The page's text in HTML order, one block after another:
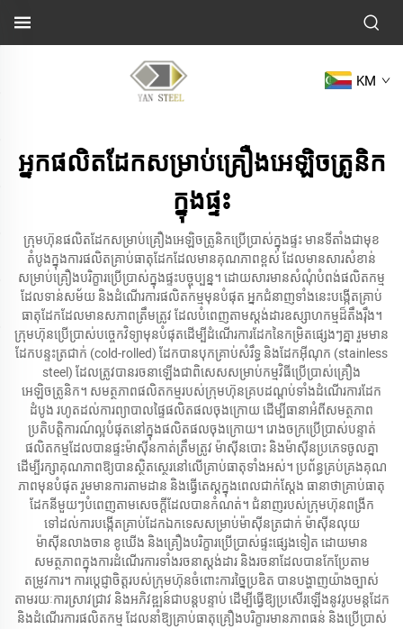
KM
អ្នកផលិតដែកសម្រាប់គ្រឿងអេឡិចត្រូនិក
ក្នុងផ្ទះ
ក្រុមហ៊ុនផលិតដែកសម្រាប់គ្រឿងអេឡិចត្រូនិកប្រើ​ប្រាស់​ក្នុងផ្ទះ មានទីតាំងជាមុខ
តំបូងក្នុងការផលិតគ្រាប់ធាតុដែកដែលមានគុណភាពខ្ពស់ ដែលមានសារសំខាន់
សម្រាប់គ្រឿងបរិក្ខារប្រើប្រាស់ក្នុងផ្ទះបច្ចុប្បន្ន។ ដោយសារមានសំណុំបំពង់ផលិតកម្ម
ដែលទាន់សម័យ និងដំណើរការផលិតកម្មមុនបំផុត អ្នកជំនាញទាំងនេះបង្កើតគ្រាប់
ធាតុដែកដែលមានសភាពត្រឹមត្រូវ ដែលបំពេញតាមស្តង់ដារឧស្សាហកម្មដ៏តឹងរ៉ឹង។
ក្រុមហ៊ុនប្រើប្រាស់បច្ចេកវិទ្យាមុនបំផុតដើម្បីដំណើរការដែកនៃកម្រិតផ្សេងៗគ្នា រួមមាន
ដែកបន្ទះត្រជាក់ (cold-rolled) ដែកបានបុកគ្រាប់សំរឹទ្ធ និងដែកអ៊ីណុក (stainless
steel) ដែលត្រូវបានរចនាឡើងជាពិសេសសម្រាប់កម្មវិធីប្រើប្រាស់គ្រឿង
អេឡិចត្រូនិក។ សមត្ថភាពផលិតកម្មរបស់ក្រុមហ៊ុនគ្របដណ្តប់ទាំងដំណើរការដែក
ដំបូង រហូតដល់ការព្យាបាលផ្ទៃផលិតផលចុងក្រោយ ដើម្បីធានាអំពីសមត្ថភាព
ប្រតិបត្តិការណ៍ល្អបំផុតនៅក្នុងផលិតផលចុងក្រោយ។ រោងចក្រប្រើប្រាស់បន្ទាត់
ផលិតកម្មដែលបានផ្ទះម៉ាស៊ីនកាត់ត្រឹមត្រូវ ម៉ាស៊ីនបោះ និងម៉ាស៊ីនប្រភេទចូលគ្នា
ដើម្បីរក្សាគុណភាពឱ្យបានស្ថិតស្ថេរនៅលើគ្រាប់ធាតុទាំងអស់។ ប្រព័ន្ធគ្រប់គ្រងគុណ
ភាពមុនបំផុត រួមមានការតាមដាន និងធ្វើតេស្តក្នុងពេលជាក់ស្តែង ធានាថាគ្រាប់ធាតុ
ដែកនីមួយៗបំពេញតាមសេចក្តីដែលបានកំណត់។ ជំនាញរបស់ក្រុមហ៊ុនពង្រីក
ទៅដល់ការបង្កើតគ្រាប់ដែកឯកទេសសម្រាប់ម៉ាស៊ីនត្រជាក់ ម៉ាស៊ីនលុយ
ម៉ាស៊ីនលាងចាន ខូឃើង និងគ្រឿងបរិក្ខារប្រើប្រាស់ផ្ទះផ្សេងទៀត ដោយមាន
សមត្ថភាពក្នុងការដំណើរការទាំងរចនាស្តង់ដារ និងរចនាដែលបានកែប្រែតាម
តម្រូវការ។ ការប្តេជ្ញាចិត្តរបស់ក្រុមហ៊ុនចំពោះការច្នៃប្រឌិត បានបង្ហាញយ៉ាងច្បាស់
តាមរយៈការស្រាវជ្រាវ និងអភិវឌ្ឍន៍ជាបន្តបន្ទាប់ ដើម្បីធ្វើឱ្យប្រសើរឡើងនូវរូបមន្តដែក
និងដំណើរការផលិតកម្ម ដែលនាំឱ្យគ្រាប់ធាតុគ្រឿងបរិក្ខារមានភាពធន់ និងប្រើប្រាស់